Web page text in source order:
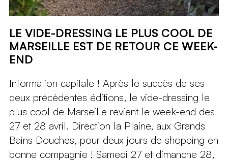
LE VIDE-DRESSING LE PLUS COOL DE
MARSEILLE EST DE RETOUR CE WEEK-
END
Information capitale ! Après le succès de ses
deux précédentes éditions, le vide-dressing le
plus cool de Marseille revient le week-end des
27 et 28 avril. Direction la Plaine, aux Grands
Bains Douches, pour deux jours de shopping en
bonne compagnie ! Samedi 27 et dimanche 28,